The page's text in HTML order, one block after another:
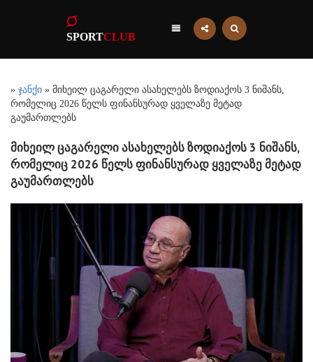
SPORTCLUB
» ჯანქი » მიხეილ ცაგარელი ასახელებს ზოდიაქოს 3 ნიშანს,
რომელიც 2026 წელს ფინანსურად ყველაზე მეტად
გაუმართლებს
მიხეილ ცაგარელი ასახელებს ზოდიაქოს 3 ნიშანს,
რომელიც 2026 წელს ფინანსურად ყველაზე მეტად
გაუმართლებს